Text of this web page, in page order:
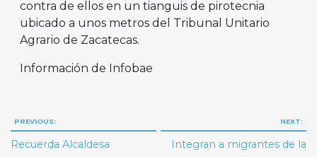
contra de ellos en un tianguis de pirotecnia
ubicado a unos metros del Tribunal Unitario
Agrario de Zacatecas.
Información de Infobae
Navegación
de
PREVIOUS:
Recuerda Alcaldesa
NEXT:
Integran a migrantes de la